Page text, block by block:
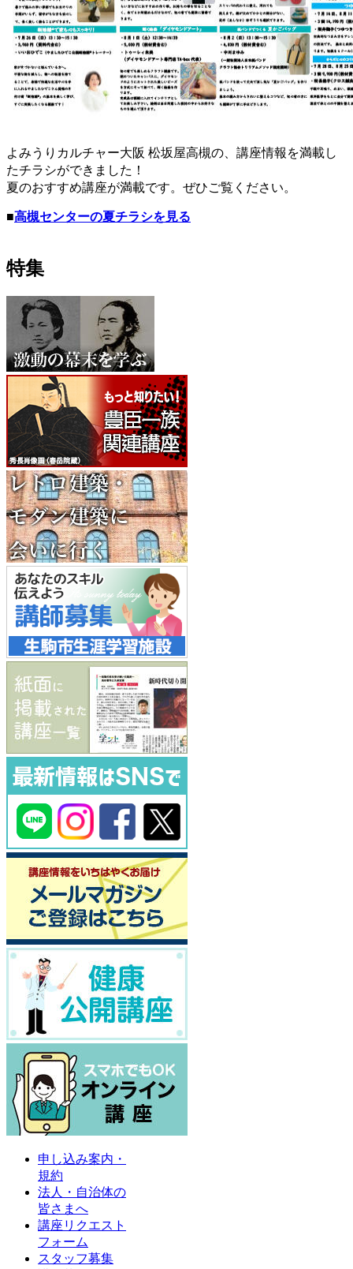
よみうりカルチャー大阪 松坂屋高槻の、講座情報を満載し
たチラシができました！
夏のおすすめ講座が満載です。ぜひご覧ください。
■高槻センターの夏チラシを見る
特集
申し込み案内・
規約
法人・自治体の
皆さまへ
講座リクエスト
フォーム
スタッフ募集